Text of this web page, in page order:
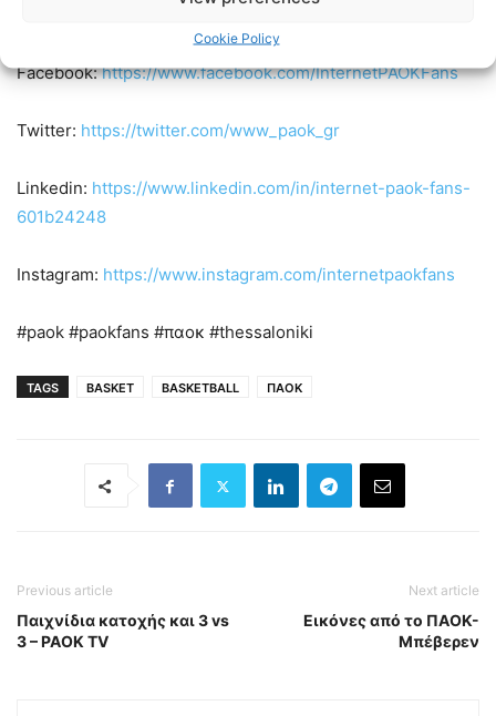
Cookie Policy
Facebook:https://www.facebook.com/InternetPAOKFans
Twitter: https://twitter.com/www_paok_gr
Linkedin: https://www.linkedin.com/in/internet-paok-fans-
601b24248
Instagram: https://www.instagram.com/internetpaokfans
#paok #paokfans #παοκ #thessaloniki
TAGS BASKET BASKETBALL ΠΑΟΚ
Previous article
Παιχνίδια κατοχής και 3 vs
3 – PAOK TV
Next article
Εικόνες από το ΠΑΟΚ-
Μπέβερεν